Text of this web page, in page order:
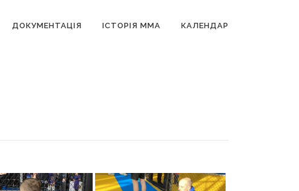
ДОКУМЕНТАЦІЯ ІСТОРІЯ MMA КАЛЕНДАР